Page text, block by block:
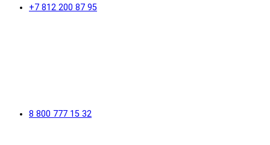
+7 812 200 87 95
8 800 777 15 32